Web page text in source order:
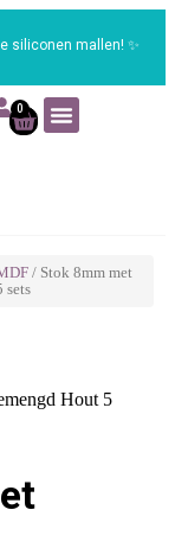
siliconen mallen! ✨
0
/ Stok 8mm met
sets